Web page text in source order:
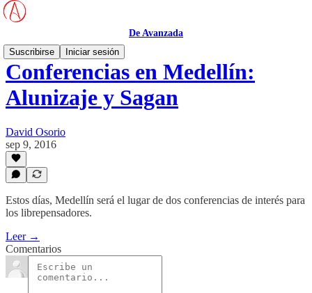
De Avanzada
Suscribirse
Iniciar sesión
Conferencias en Medellín:
Alunizaje y Sagan
David Osorio
sep 9, 2016
Estos días, Medellín será el lugar de dos conferencias de interés para
los librepensadores.
Leer →
Comentarios